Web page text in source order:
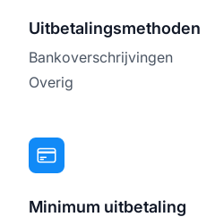
Uitbetalingsmethoden
Bankoverschrijvingen
Overig
Minimum uitbetaling